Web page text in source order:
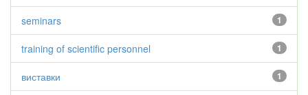
1
seminars
1
training of scientific personnel
1
виставки